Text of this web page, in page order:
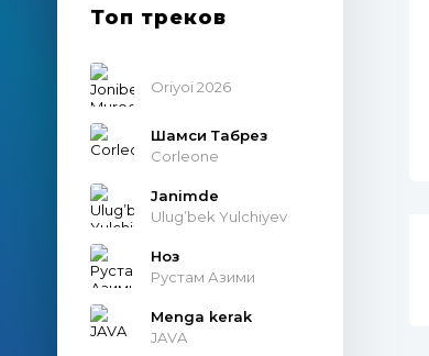
Топ треков
Oriyoi 2026
Шамси Табрез
Corleone
Janimde
Ulug’bek Yulchiyev
Ноз
Рустам Азими
Menga kerak
JAVA